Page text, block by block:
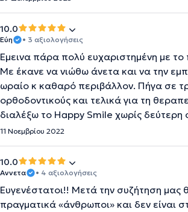
10.0
Εύη • 3 αξιολογήσεις
Έμεινα πάρα πολύ ευχαριστημένη με
Με έκανε να νιώθω άνετα και να την
ωραίο κ καθαρό περιβάλλον. Πήγα σε
ορθοδοντικούς και τελικά για τη
διαλέξω το Happy Smile χωρίς δεύτερη
11 Νοεμβρίου 2022
10.0
Αννετα • 4 αξιολογήσεις
Ευγενέστατοι!! Μετά την συζήτηση μας
πραγματικά «άνθρωποι» και δεν είναι